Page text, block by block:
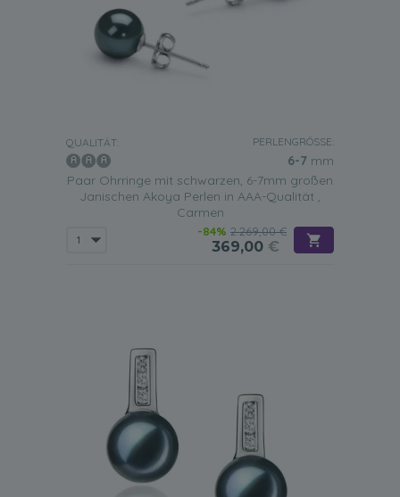
QUALITÄT: PERLENGRÖSSE:
6-7 mm
Paar Ohrringe mit schwarzen, 6-7mm großen
Janischen Akoya Perlen in AAA-Qualität ,
Carmen
-84% 2.269,00 €
369,00 €